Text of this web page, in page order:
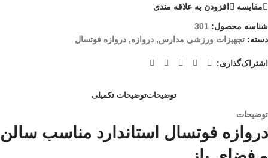
مقايسه افزودن به علاقه مندی
شناسه محصول: 301
دسته: تجهیزات ورزشی مدارس, دروازه, دروازه فوتسال
اشتراک‌گذاری:
توضیحاتتوضیحات تکمیلی
توضیحات
دروازه فوتسال استاندارد مناسب سالن